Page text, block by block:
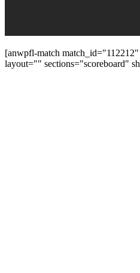
[anwpfl-match
layout="" sections="scoreboard"